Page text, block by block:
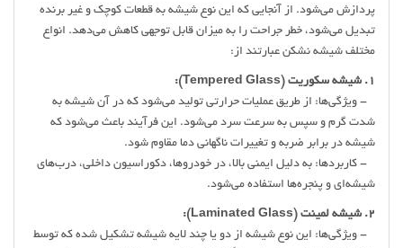
پردازش می‌شود. از آنجایی که این نوع شیشه به قطعات کوچک و غیر برنده
تبدیل می‌شود، خطر جراحت را به میزان قابل توجهی کاهش می‌دهد. انواع
مختلف شیشه‌ نشکن عبارتند از:
1. شیشه سکوریت (Tempered Glass):
- ویژگی‌ها: از طریق عملیات حرارتی تولید می‌شود که در آن شیشه به
شدت گرم و سپس به سرعت سرد می‌شود. این فرآیند باعث می‌شود که
شیشه در برابر ضربه و تغییرات ناگهانی دما مقاوم شود.
- کاربردها: به دلیل ایمنی بالا، در خودروها، دکوراسیون داخلی، درب‌های
شیشه‌ای و پنجره‌ها استفاده می‌شود.
2. شیشه لمینت (Laminated Glass):
- ویژگی‌ها: این نوع شیشه از دو یا چند لایه شیشه‌ تشکیل شده که توسط